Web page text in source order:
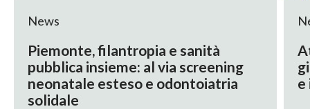
News
Piemonte, filantropia e sanità
pubblica insieme: al via screening
neonatale esteso e odontoiatria
solidale
e